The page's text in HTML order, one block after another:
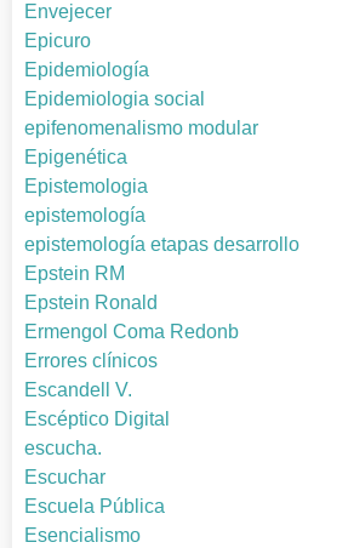
Envejecer
Epicuro
Epidemiología
Epidemiologia social
epifenomenalismo modular
Epigenética
Epistemologia
epistemología
epistemología etapas desarrollo
Epstein RM
Epstein Ronald
Ermengol Coma Redonb
Errores clínicos
Escandell V.
Escéptico Digital
escucha.
Escuchar
Escuela Pública
Esencialismo